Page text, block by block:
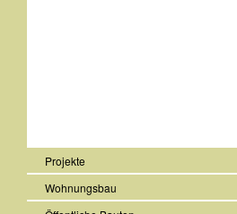
Projekte
Wohnungsbau